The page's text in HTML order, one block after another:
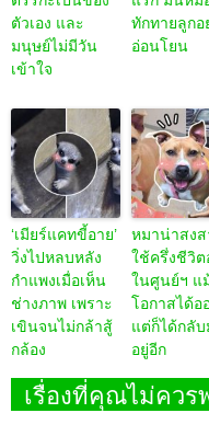
ตัวเอง และ
มนุษย์ไม่มีวัน
เข้าใจ
ทักทายลูกอ
อ่อนโยน
‘เมียร์แคทขี้อาย’
วิ่งไปหลบหลัง
กำแพงเมื่อเห็น
ช่างภาพ เพราะ
เขินจนไม่กล้าสู้
กล้อง
หมาน่าสงส
ใช้ครึ่งชีวิต
ในศูนย์ฯ แ
โอกาสได้อ
แต่ก็ได้กลับ
อยู่อีก
เรื่องที่คุณไม่ควร